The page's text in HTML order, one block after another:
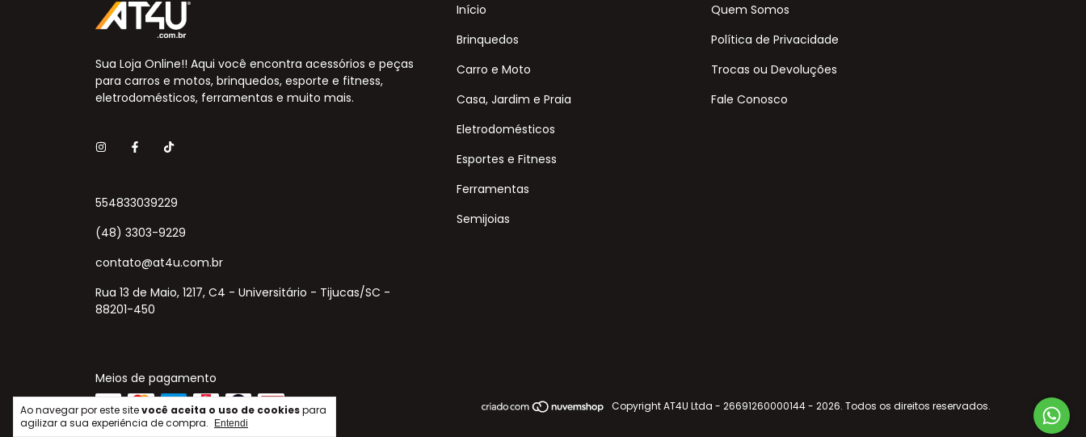
Ao navegar por este sitevocê aceita o uso de cookiespara
agilizar a sua experiência de compra.
Entendi
Sua Loja Online!! Aqui você encontra acessórios e peças
para carros e motos, brinquedos, esporte e fitness,
eletrodomésticos, ferramentas e muito mais.
554833039229
(48) 3303-9229
contato@at4u.com.br
Rua 13 de Maio, 1217, C4 - Universitário - Tijucas/SC -
88201-450
Início
Brinquedos
Carro e Moto
Casa, Jardim e Praia
Eletrodomésticos
Esportes e Fitness
Ferramentas
Semijoias
Quem Somos
Política de Privacidade
Trocas ou Devoluções
Fale Conosco
Meios de pagamento
Copyright AT4U Ltda - 26691260000144 - 2026. Todos os direitos reservados.